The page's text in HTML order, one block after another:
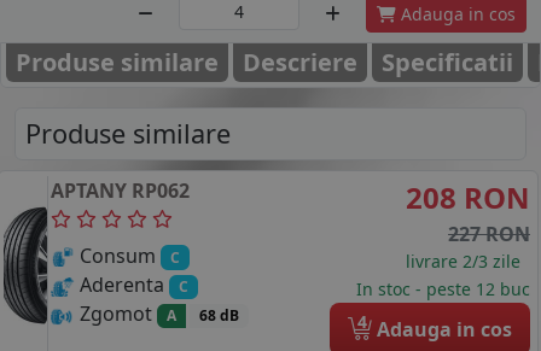
Adauga in cos
Produse similare Descriere Specificatii
Produse similare
APTANY RP062
Consum C
Aderenta C
Zgomot A 68 dB
208 RON
227 RON
livrare 2/3 zile
In stoc - peste 12 buc
4 Adauga in cos